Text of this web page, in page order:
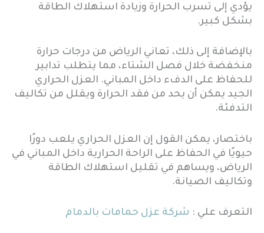
يؤدي إلى تسرب الحرارة وزيادة استهلاك الطاقة
بشكل كبير.
بالإضافة إلى ذلك، تعاني الرياض من درجات حرارة
منخفضة خلال فصل الشتاء، مما يتطلب تدابير
للحفاظ على الدفء داخل المباني. العزل الحراري
الجيد يمكن أن يحد من فقد الحرارة ويقلل من تكاليف
التدفئة.
باختصار، يمكن القول إن العزل الحراري يلعب دورًا
حيويًا في الحفاظ على الراحة الحرارية داخل المباني في
الرياض، ويساهم في تقليل استهلاك الطاقة
وتكاليف الصيانة.
التعرف علي : شركة عزل حمامات بالدمام